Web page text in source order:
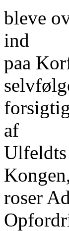
bleve
ind
paa
af
roser